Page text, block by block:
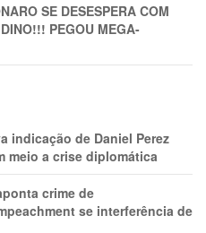
SE DESESPERA COM
PEGOU MEGA-
indicação de Daniel Perez
meio a crise diplomática
crime de
se interferência de